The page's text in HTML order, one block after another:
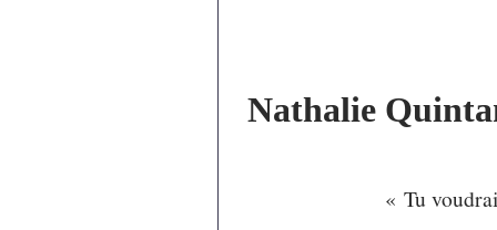
Nathalie
« Tu